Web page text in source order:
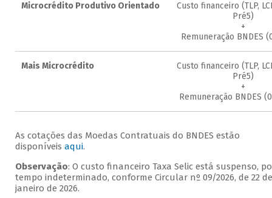
Microcrédito Produtivo Orientado
Custo financeiro (TLP,
Pré5)
+
Remuneração BNDES
Mais Microcrédito
Custo financeiro (TLP,
Pré5)
+
Remuneração BNDES
As cotações das Moedas Contratuais do BNDES estão
disponíveis aqui.
Observação: O custo financeiro Taxa Selic está suspenso,
tempo indeterminado, conforme Circular nº 09/2026, de 22 de
janeiro de 2026.